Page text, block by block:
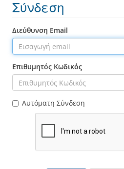
Σύνδεση
Διεύθυνση Email
Επιθυμητός Κωδικός
Αυτόματη Σύνδεση